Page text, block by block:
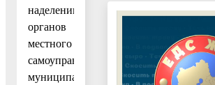
наделении
органов
местного
самоуправления
муниципальных